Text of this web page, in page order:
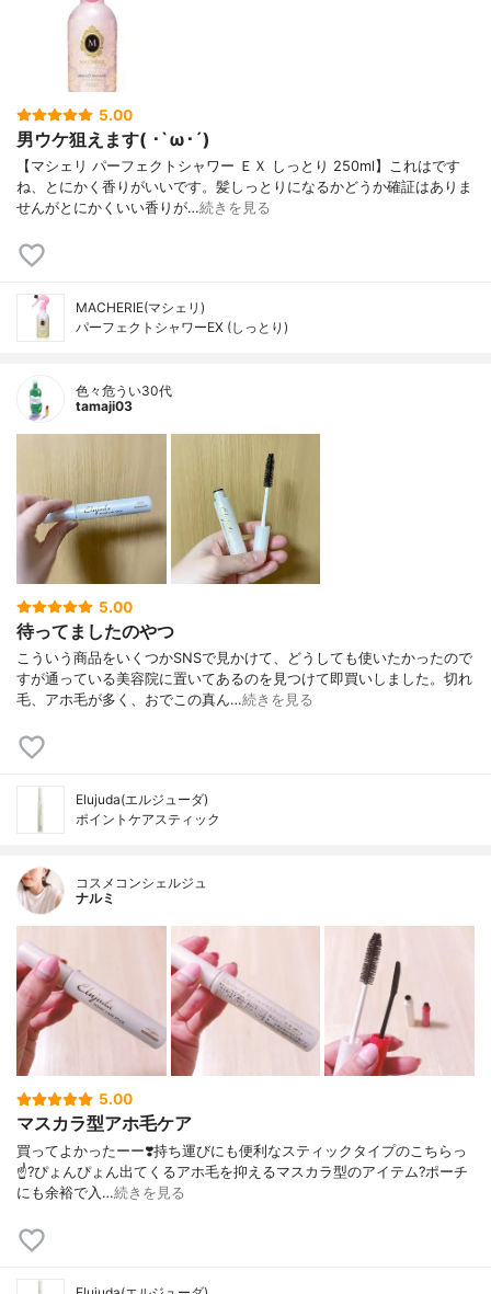
5.00
男ウケ狙えます( ･`ω･´)
【マシェリ パーフェクトシャワー ＥＸ しっとり 250ml】これはです
ね、とにかく香りがいいです。髪しっとりになるかどうか確証はありま
せんがとにかくいい香りが…続きを見る
MACHERIE(マシェリ)
パーフェクトシャワーEX (しっとり)
色々危うい30代
tamaji03
5.00
待ってましたのやつ
こういう商品をいくつかSNSで見かけて、どうしても使いたかったので
すが通っている美容院に置いてあるのを見つけて即買いしました。切れ
毛、アホ毛が多く、おでこの真ん…続きを見る
Elujuda(エルジューダ)
ポイントケアスティック
コスメコンシェルジュ
ナルミ
5.00
マスカラ型アホ毛ケア
買ってよかったーー❣️ 持ち運びにも便利なスティックタイプの こちらっ
☝️? ぴょんぴょん出てくる アホ毛を抑えるマスカラ型のアイテム? ポーチ
にも余裕で入…続きを見る